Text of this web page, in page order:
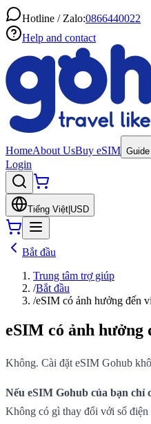
Hotline / Zalo:0866440022
Help and contact
HomeAbout UsBuy eSIM Guide
Login
Tiếng Việt USD
Bắt đầu
Trung tâm trợ giúp
/Bắt đầu
/eSIM có ảnh hưởng đến
eSIM có ảnh hưởng
Không. Cài đặt eSIM Gohub
Nếu eSIM Gohub của bạn chỉ
Không có gì thay đổi với số điện